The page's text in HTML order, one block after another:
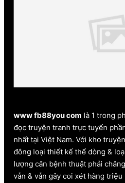
www fb88you com là 1 trong
đọc truyện tranh trực tuyến
nhất tại Việt Nam. Với kho
đông loại thiết kế thể dòng &
lượng căn bệnh thuật phải
vẫn & vẫn gây coi xét hàng triệu